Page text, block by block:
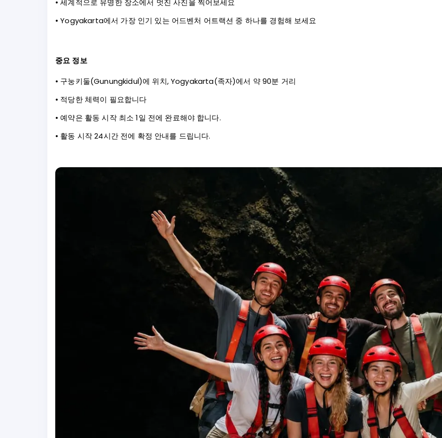
• 세계적으로 유명한 장소에서 멋진 사진을 찍어보세요
• Yogyakarta에서 가장 인기 있는 어드벤처 어트랙션 중 하나를 경험해 보세요
중요 정보
• 구눙키둘(Gunungkidul)에 위치, Yogyakarta(족자)에서 약 90분 거리
• 적당한 체력이 필요합니다
• 예약은 활동 시작 최소 1일 전에 완료해야 합니다.
• 활동 시작 24시간 전에 확정 안내를 드립니다.